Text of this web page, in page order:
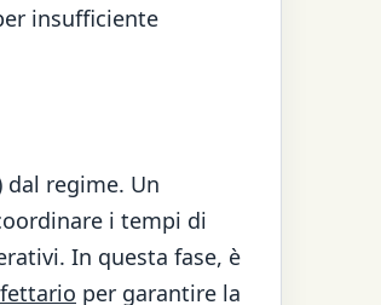
insufficiente
regime. Un
i tempi di
In questa fase, è
per garantire la